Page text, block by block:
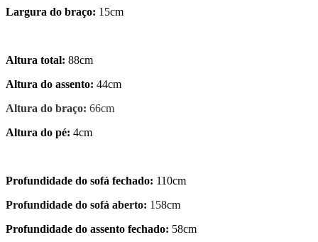
Largura do braço: 15cm
Altura total: 88cm
Altura do assento: 44cm
Altura do braço: 66cm
Altura do pé: 4cm
Profundidade do sofá fechado: 110cm
Profundidade do sofá aberto: 158cm
Profundidade do assento fechado: 58cm